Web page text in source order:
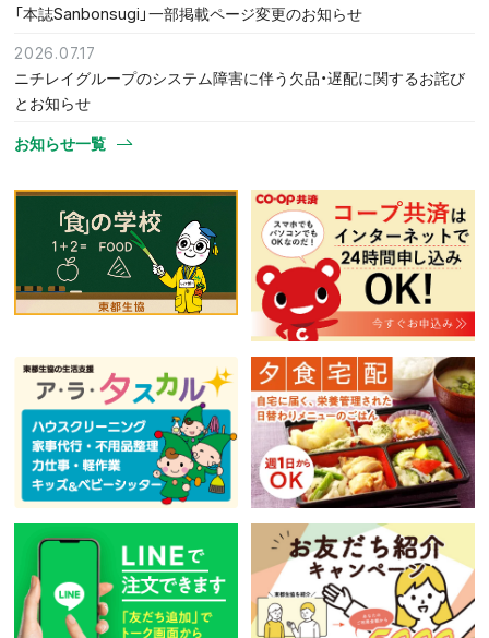
「本誌Sanbonsugi」一部掲載ページ変更のお知らせ
2026.07.17
ニチレイグループのシステム障害に伴う欠品・遅配に関するお詫び
とお知らせ
お知らせ一覧